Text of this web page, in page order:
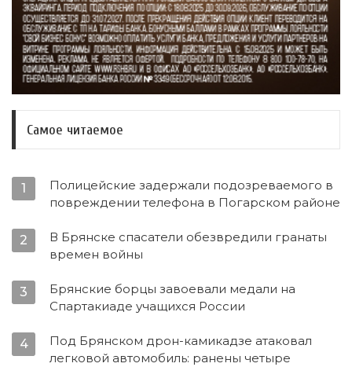
Самое читаемое
1
Полицейские задержали подозреваемого в
повреждении телефона в Погарском районе
2
В Брянске спасатели обезвредили гранаты
времен войны
3
Брянские борцы завоевали медали на
Спартакиаде учащихся России
4
Под Брянском дрон-камикадзе атаковал
легковой автомобиль: ранены четыре